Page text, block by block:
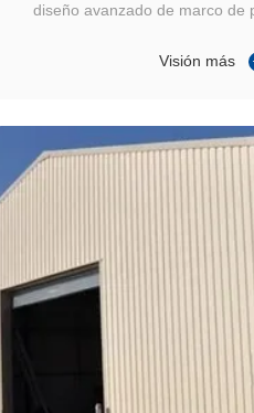
diseño avanzado de marco de
estructura es ideal para
Visión más